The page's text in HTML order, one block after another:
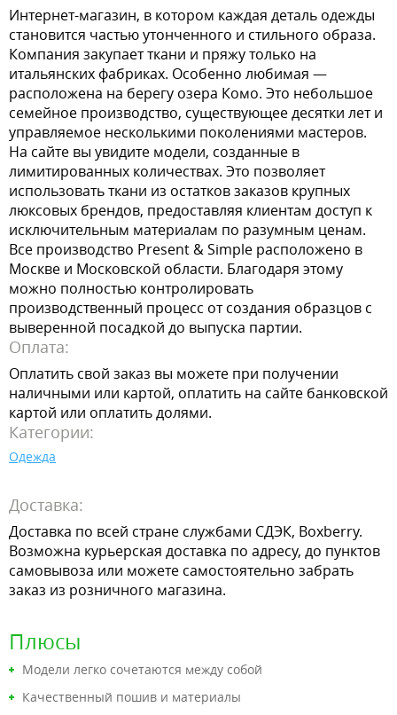
Интернет-магазин, в котором каждая деталь одежды
становится частью утонченного и стильного образа.
Компания закупает ткани и пряжу только на
итальянских фабриках. Особенно любимая —
расположена на берегу озера Комо. Это небольшое
семейное производство, существующее десятки лет и
управляемое несколькими поколениями мастеров.
На сайте вы увидите модели, созданные в
лимитированных количествах. Это позволяет
использовать ткани из остатков заказов крупных
люксовых брендов, предоставляя клиентам доступ к
исключительным материалам по разумным ценам.
Все производство Present & Simple расположено в
Москве и Московской области. Благодаря этому
можно полностью контролировать
производственный процесс от создания образцов с
выверенной посадкой до выпуска партии.
Оплата:
Оплатить свой заказ вы можете при получении
наличными или картой, оплатить на сайте банковской
картой или оплатить долями.
Категории:
Одежда
Доставка:
Доставка по всей стране службами СДЭК, Boxberry.
Возможна курьерская доставка по адресу, до пунктов
самовывоза или можете самостоятельно забрать
заказ из розничного магазина.
Плюсы
Модели легко сочетаются между собой
Качественный пошив и материалы